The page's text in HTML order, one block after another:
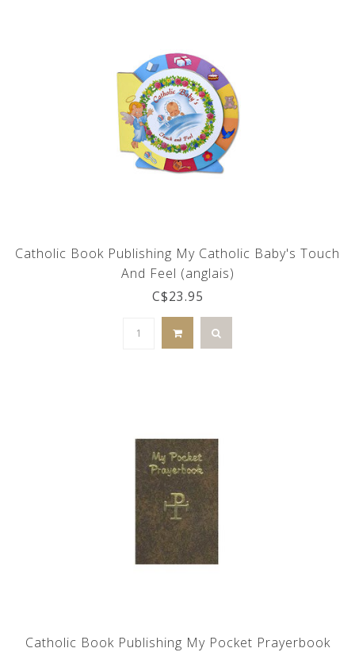
Catholic Book Publishing My Catholic Baby's Touch
And Feel (anglais)
C$23.95
Catholic Book Publishing My Pocket Prayerbook